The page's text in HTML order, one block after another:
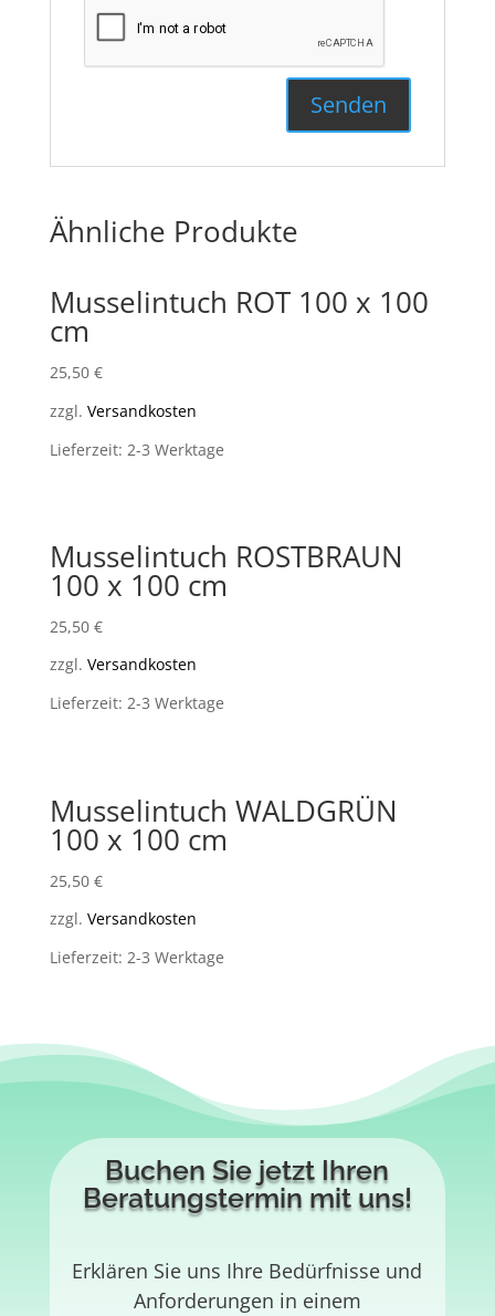
Ähnliche Produkte
Musselintuch ROT 100 x 100
cm
25,50 €
zzgl. Versandkosten
Lieferzeit: 2-3 Werktage
Musselintuch ROSTBRAUN
100 x 100 cm
25,50 €
zzgl. Versandkosten
Lieferzeit: 2-3 Werktage
Musselintuch WALDGRÜN
100 x 100 cm
25,50 €
zzgl. Versandkosten
Lieferzeit: 2-3 Werktage
Buchen Sie jetzt Ihren
Beratungstermin mit uns!
Erklären Sie uns Ihre Bedürfnisse und
Anforderungen in einem